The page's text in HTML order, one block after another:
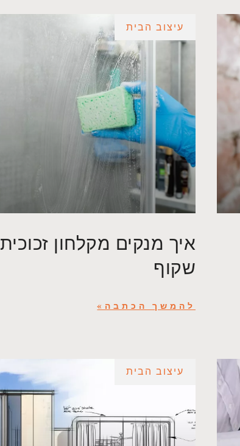
עיצוב הבית
איך מנקים מקלחון זכוכית
שקוף
להמשך הכתבה»
עיצוב הבית